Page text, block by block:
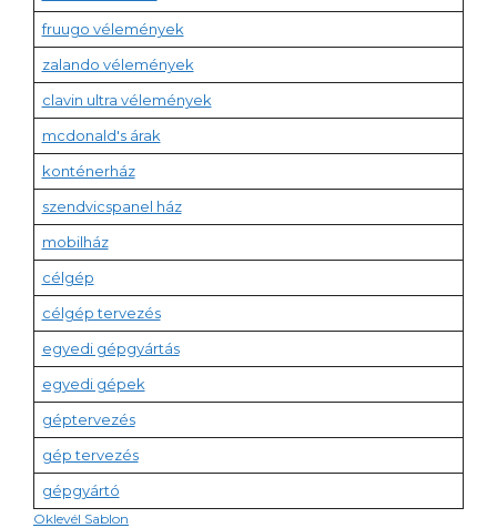
fruugo vélemények
zalando vélemények
clavin ultra vélemények
mcdonald's árak
konténerház
szendvicspanel ház
mobilház
célgép
célgép tervezés
egyedi gépgyártás
egyedi gépek
géptervezés
gép tervezés
gépgyártó
Oklevél Sablon